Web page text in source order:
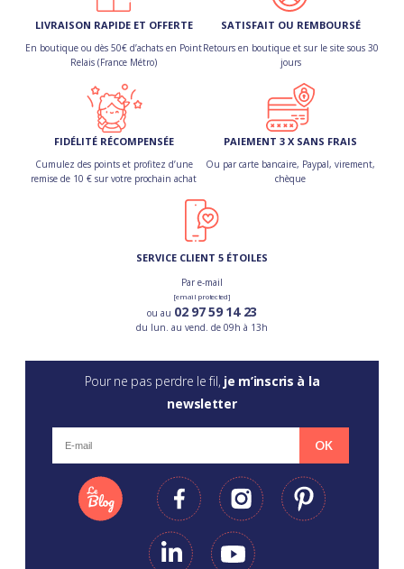
LIVRAISON RAPIDE ET OFFERTE
En boutique ou dès 50€ d’achats en Point
Relais (France Métro)
SATISFAIT OU REMBOURSÉ
Retours en boutique et sur le site sous 30
jours
FIDÉLITÉ RÉCOMPENSÉE
Cumulez des points et profitez d’une
remise de 10 € sur votre prochain achat
PAIEMENT 3 X SANS FRAIS
Ou par carte bancaire, Paypal, virement,
chèque
SERVICE CLIENT 5 ÉTOILES
Par e-mail
[email protected]
ou au 02 97 59 14 23
du lun. au vend. de 09h à 13h
Pour ne pas perdre le fil, je m’inscris à la
newsletter
OK